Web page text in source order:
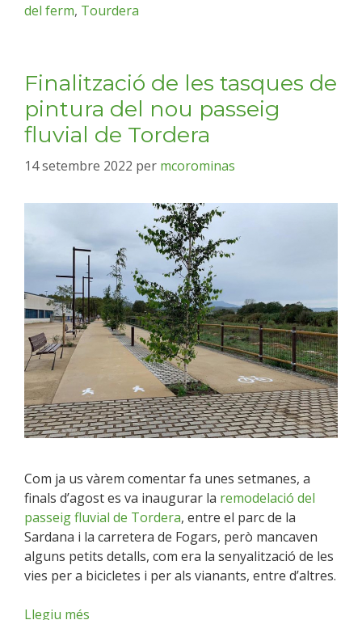
del ferm, Tourdera
Finalització de les tasques de
pintura del nou passeig
fluvial de Tordera
14 setembre 2022 per mcorominas
Com ja us vàrem comentar fa unes setmanes, a
finals d’agost es va inaugurar la remodelació del
passeig fluvial de Tordera, entre el parc de la
Sardana i la carretera de Fogars, però mancaven
alguns petits detalls, com era la senyalització de les
vies per a bicicletes i per als vianants, entre d’altres.
Llegiu més